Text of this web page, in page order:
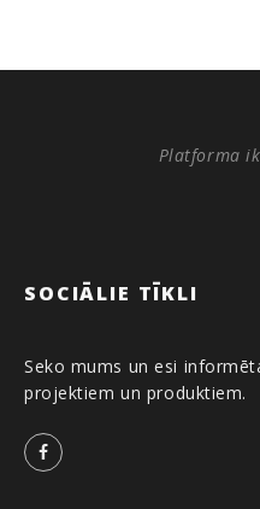
Platforma
SOCIĀLIE TĪKLI
Seko mums un esi
projektiem un produktiem.